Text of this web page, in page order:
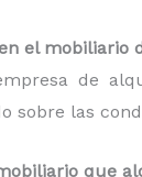
el mobiliario
de
sobre las
que